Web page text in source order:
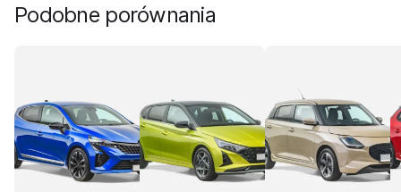
Podobne porównania